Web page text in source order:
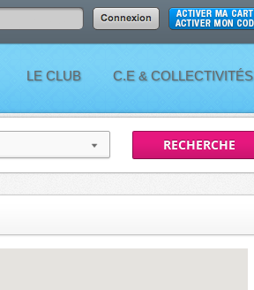
LE CLUB C.E & COLLECTIVITÉS